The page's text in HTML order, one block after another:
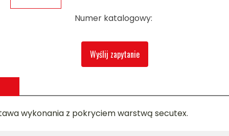
Numer katalogowy:
Wyślij zapytanie
wykonania z pokryciem warstwą secutex.